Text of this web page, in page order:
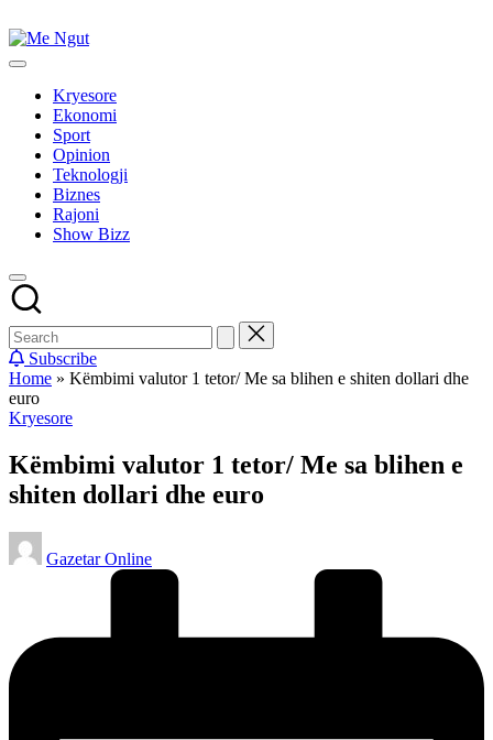
to
content
Me
Këtu
lajmet
ngut
Kryesore
Ekonomi
Sport
Opinion
Teknologji
Biznes
Rajoni
Show Bizz
Subscribe
Home » Këmbimi valutor 1 tetor/ Me sa blihen e shiten dollari dhe
euro
Posted
Kryesore
Këmbimi valutor 1 tetor/ Me sa blihen e
shiten dollari dhe euro
Posted
by
Gazetar Online